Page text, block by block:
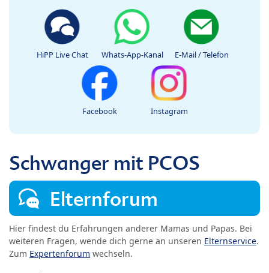
HiPP Live Chat Whats-App-Kanal E-Mail / Telefon
Facebook Instagram
Schwanger mit PCOS
Elternforum
Hier findest du Erfahrungen anderer Mamas und Papas. Bei
weiteren Fragen, wende dich gerne an unseren Elternservice.
Zum Expertenforum wechseln.